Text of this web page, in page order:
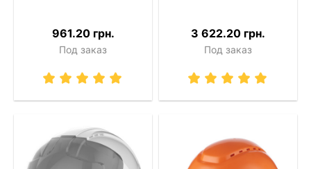
961.20 грн.
Под заказ
3 622.20 грн.
Под заказ